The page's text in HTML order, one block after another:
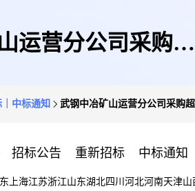
运营分公司采购超
｜中标通知 武钢中冶矿山运营分公司采购
招标公告 重新招标 中标通知
上海江苏浙江山东湖北四川 河北河南天津山